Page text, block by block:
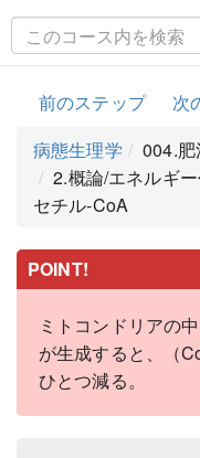
前のステップ
次
病態生理学
004.肥
2.概論/エネルギ
セチル-CoA
POINT!
ミトコンドリアの
が生成すると、（
ひとつ減る。